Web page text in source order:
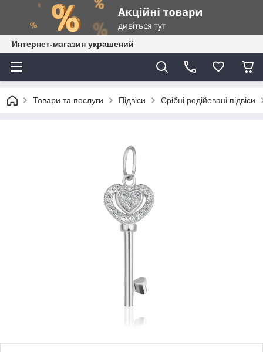
Интернет-магазин украшений
Товари та послуги Підвіси Срібні родійовані підвіси